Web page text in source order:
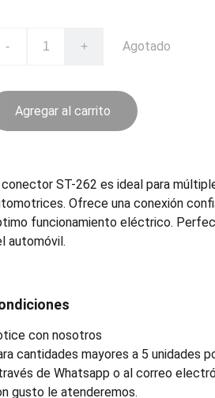
- + Agotado
Agregar al carrito
conector ST-262 es ideal para
Ofrece una conexión
funcionamiento eléctrico.
automóvil.
con nosotros
cantidades mayores a 5 unidades
de Whatsapp o al correo
gusto le atenderemos.